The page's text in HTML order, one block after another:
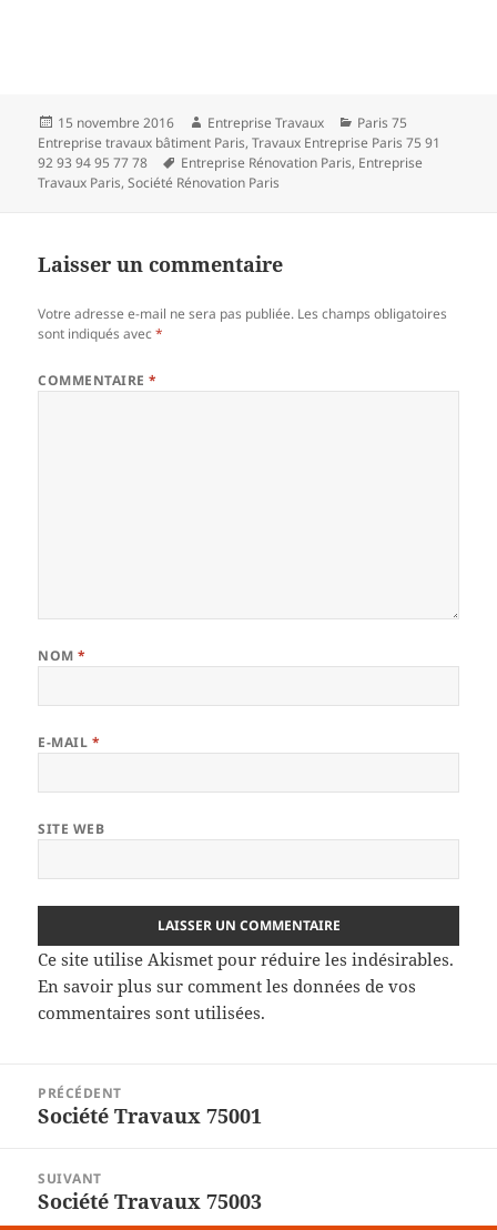
Publié
le
15 novembre 2016 Auteur
Entreprise Travaux Catégories
Paris 75
Entreprise travaux bâtiment Paris,Travaux Entreprise Paris 75 91
92 93 94 95 77 78
Mots-
clés
Entreprise Rénovation Paris, Entreprise
Travaux Paris,Société Rénovation Paris
Laisser un commentaire
Votre adresse e-mail ne sera pas publiée. Les champs obligatoires
sont indiqués avec*
COMMENTAIRE*
NOM*
E-MAIL *
SITE WEB
Ce site utilise Akismet pour réduire les indésirables.
En savoir plus sur comment les données de vos
commentaires sont utilisées.
l’article
PRÉCÉDENT
Article
Société Travaux 75001
SUIVANT
Article
Société Travaux 75003